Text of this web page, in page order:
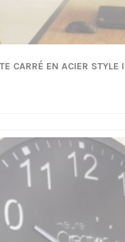
CARRÉ EN ACIER STYLE